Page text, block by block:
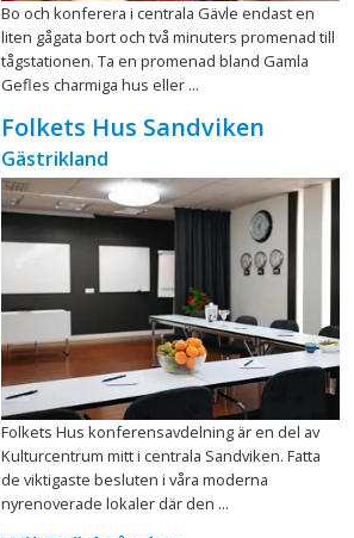
Bo och konferera i centrala Gävle endast en
liten gågata bort och två minuters promenad till
tågstationen. Ta en promenad bland Gamla
Gefles charmiga hus eller ...
Folkets Hus Sandviken
Gästrikland
Folkets Hus konferens­avdelning är en del av
Kulturcentrum mitt i centrala Sandviken. Fatta
de viktigaste besluten i våra moderna
nyrenoverade lokaler där den ...